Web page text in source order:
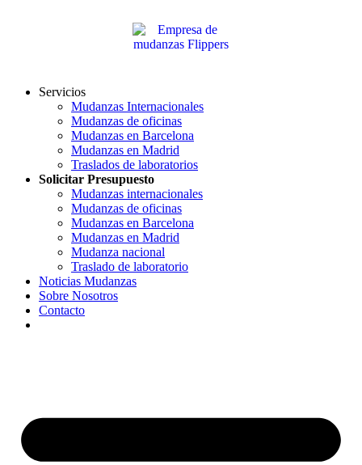
Servicios
Mudanzas Internacionales
Mudanzas de oficinas
Mudanzas en Barcelona
Mudanzas en Madrid
Traslados de laboratorios
Solicitar Presupuesto
Mudanzas internacionales
Mudanzas de oficinas
Mudanzas en Barcelona
Mudanzas en Madrid
Mudanza nacional
Traslado de laboratorio
Noticias Mudanzas
Sobre Nosotros
Contacto